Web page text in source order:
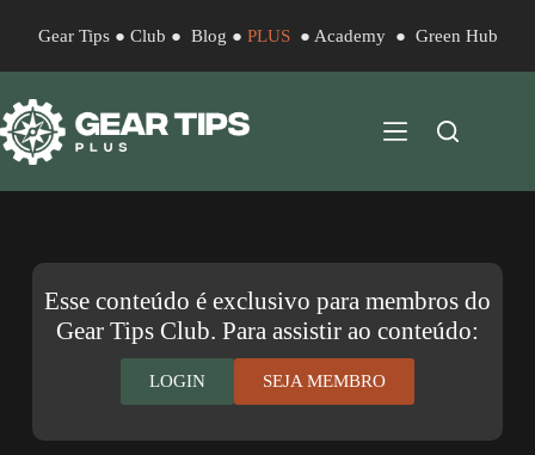
Gear Tips● Club ● Blog ● PLUS● Academy● Green Hub
Esse conteúdo é exclusivo para membros do
Gear Tips Club. Para assistir ao conteúdo:
LOGIN SEJA MEMBRO